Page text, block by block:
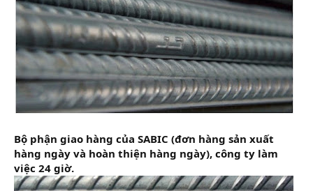
Bộ phận giao hàng của SABIC (đơn hàng sản xuất
hàng ngày và hoàn thiện hàng ngày), công ty làm
việc 24 giờ.